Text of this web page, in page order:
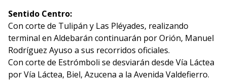
Sentido Centro:
Con corte de Tulipán y Las Pléyades, realizando
terminal en Aldebarán continuarán por Orión, Manuel
Rodríguez Ayuso a sus recorridos oficiales.
Con corte de Estrómboli se desviarán desde Vía Láctea
por Vía Láctea, Biel, Azucena a la Avenida Valdefierro.